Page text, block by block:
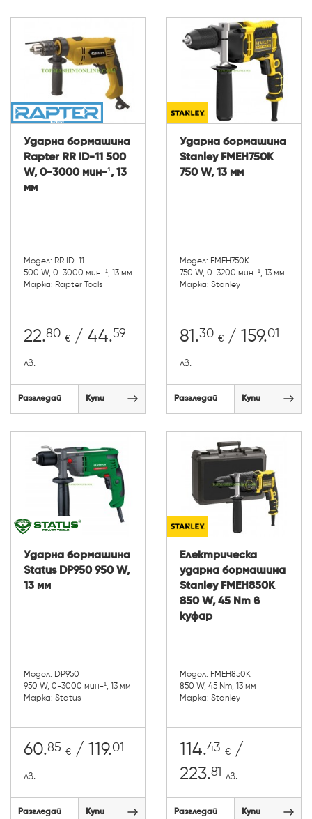
Ударна бормашина
Rapter RR ID-11 500
W, 0-3000 мин-¹, 13
мм
Модел: RR ID-11
500 W, 0-3000 мин-¹, 13 мм
Марка: Rapter Tools
22.80 € / 44.59
лв.
Разгледай Купи
Ударна бормашина
Stanley FMEH750K
750 W, 13 мм
Модел: FMEH750K
750 W, 0-3200 мин-¹, 13 мм
Марка: Stanley
81.30 € / 159.01
лв.
Разгледай Купи
Ударна бормашина
Status DP950 950 W,
13 мм
Модел: DP950
950 W, 0-3000 мин-¹, 13 мм
Марка: Status
60.85 € / 119.01
лв.
Разгледай Купи
Електрическа
ударна бормашина
Stanley FMEH850K
850 W, 45 Nm в
куфар
Модел: FMEH850K
850 W, 45 Nm, 13 мм
Марка: Stanley
114.43 € /
223.81 лв.
Разгледай Купи